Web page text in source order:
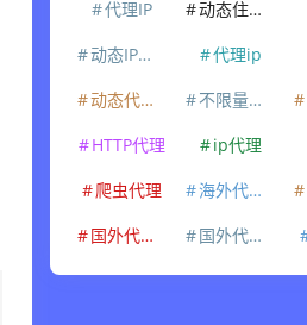
代理IP 动态住宅IP
动态IP代理
代理ip
动态代理IP
不限量代理IP
HTTP代理
ip代理
爬虫代理
海外代理ip
国外代理IP
国外代理ip